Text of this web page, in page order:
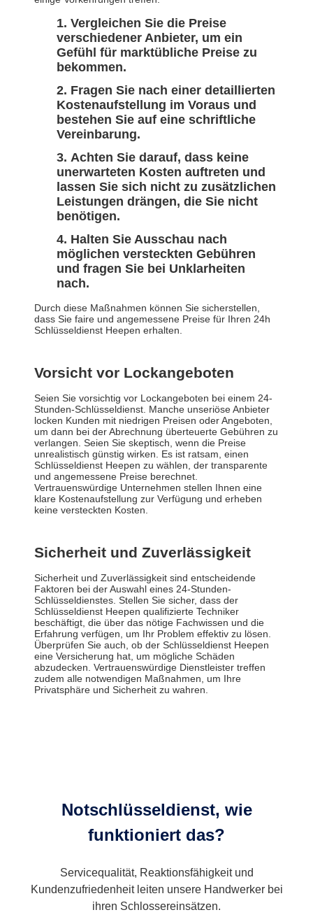
Vergleichen Sie die Preise
verschiedener Anbieter, um ein
Gefühl für marktübliche Preise zu
bekommen.
Fragen Sie nach einer detaillierten
Kostenaufstellung im Voraus und
bestehen Sie auf eine schriftliche
Vereinbarung.
Achten Sie darauf, dass keine
unerwarteten Kosten auftreten und
lassen Sie sich nicht zu zusätzlichen
Leistungen drängen, die Sie nicht
benötigen.
Halten Sie Ausschau nach
möglichen versteckten Gebühren
und fragen Sie bei Unklarheiten
nach.
Durch diese Maßnahmen können Sie sicherstellen,
dass Sie faire und angemessene Preise für Ihren 24h
Schlüsseldienst Heepen erhalten.
Vorsicht vor Lockangeboten
Seien Sie vorsichtig vor Lockangeboten bei einem 24-
Stunden-Schlüsseldienst. Manche unseriöse Anbieter
locken Kunden mit niedrigen Preisen oder Angeboten,
um dann bei der Abrechnung überteuerte Gebühren zu
verlangen. Seien Sie skeptisch, wenn die Preise
unrealistisch günstig wirken. Es ist ratsam, einen
Schlüsseldienst Heepen zu wählen, der transparente
und angemessene Preise berechnet.
Vertrauenswürdige Unternehmen stellen Ihnen eine
klare Kostenaufstellung zur Verfügung und erheben
keine versteckten Kosten.
Sicherheit und Zuverlässigkeit
Sicherheit und Zuverlässigkeit sind entscheidende
Faktoren bei der Auswahl eines 24-Stunden-
Schlüsseldienstes. Stellen Sie sicher, dass der
Schlüsseldienst Heepen qualifizierte Techniker
beschäftigt, die über das nötige Fachwissen und die
Erfahrung verfügen, um Ihr Problem effektiv zu lösen.
Überprüfen Sie auch, ob der Schlüsseldienst Heepen
eine Versicherung hat, um mögliche Schäden
abzudecken. Vertrauenswürdige Dienstleister treffen
zudem alle notwendigen Maßnahmen, um Ihre
Privatsphäre und Sicherheit zu wahren.
Notschlüsseldienst, wie
funktioniert das?
Servicequalität, Reaktionsfähigkeit und
Kundenzufriedenheit leiten unsere Handwerker bei
ihren Schlossereinsätzen.